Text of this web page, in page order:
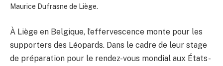
Maurice Dufrasne de Liège.
À Liège en Belgique, l’effervescence monte pour les
supporters des Léopards. Dans le cadre de leur stage
de préparation pour le rendez-vous mondial aux États-